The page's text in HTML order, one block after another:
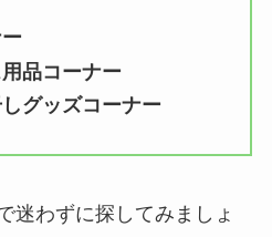
品コーナー
グッズコーナー
迷わずに探してみましょ